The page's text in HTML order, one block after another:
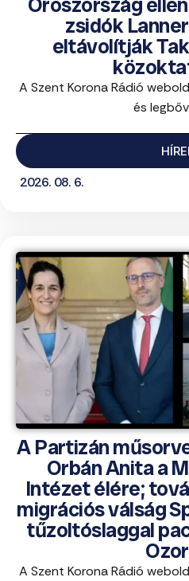
zsidók
eltávolítják
A Szent Korona Rádió
és
2026. 08. 6.
A Partizán
Orbán Anita a
Intézet élére;
migrációs válság
tűzoltóslaggal
A Szent Korona Rádió